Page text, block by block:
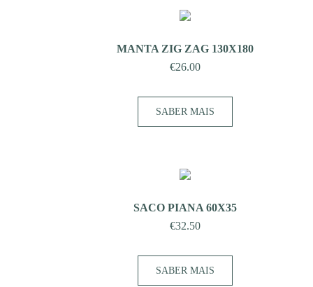
MANTA ZIG ZAG 130X180
€26.00
SABER MAIS
SACO PIANA 60X35
€32.50
SABER MAIS